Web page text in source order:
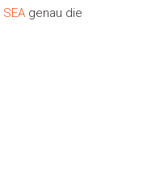
SEA genau die